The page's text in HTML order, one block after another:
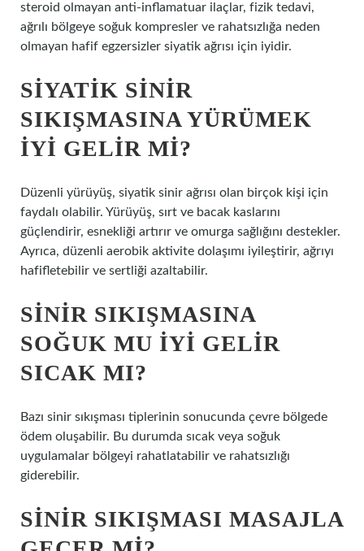
steroid olmayan anti-inflamatuar ilaçlar, fizik tedavi,
ağrılı bölgeye soğuk kompresler ve rahatsızlığa neden
olmayan hafif egzersizler siyatik ağrısı için iyidir.
SIYATIK SINIR
SIKIŞMASINA YÜRÜMEK
IYI GELIR MI?
Düzenli yürüyüş, siyatik sinir ağrısı olan birçok kişi için
faydalı olabilir. Yürüyüş, sırt ve bacak kaslarını
güçlendirir, esnekliği artırır ve omurga sağlığını destekler.
Ayrıca, düzenli aerobik aktivite dolaşımı iyileştirir, ağrıyı
hafifletebilir ve sertliği azaltabilir.
SINIR SIKIŞMASINA
SOĞUK MU IYI GELIR
SICAK MI?
Bazı sinir sıkışması tiplerinin sonucunda çevre bölgede
ödem oluşabilir. Bu durumda sıcak veya soğuk
uygulamalar bölgeyi rahatlatabilir ve rahatsızlığı
giderebilir.
SINIR SIKIŞMASI MASAJLA